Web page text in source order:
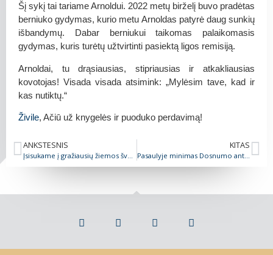
Šį sykį tai tariame Arnoldui. 2022 metų birželį buvo pradėtas
berniuko gydymas, kurio metu Arnoldas patyrė daug sunkių
išbandymų. Dabar berniukui taikomas palaikomasis
gydymas, kuris turėtų užtvirtinti pasiektą ligos remisiją.
Arnoldai, tu drąsiausias, stipriausias ir atkakliausias
kovotojas! Visada visada atsimink: „Mylėsim tave, kad ir
kas nutiktų.“
Živile, Ačiū už knygelės ir puoduko perdavimą!
ANKSTESNIS KITAS
Pasaulyje minimas Dosnumo antradienis